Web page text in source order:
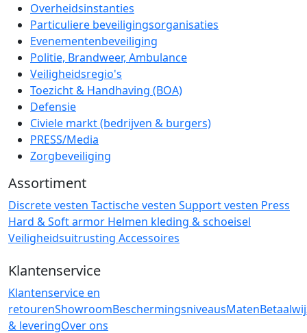
Overheidsinstanties
Particuliere beveiligingsorganisaties
Evenementenbeveiliging
Politie, Brandweer, Ambulance
Veiligheidsregio's
Toezicht & Handhaving (BOA)
Defensie
Civiele markt (bedrijven & burgers)
PRESS/Media
Zorgbeveiliging
Assortiment
Discrete vesten Tactische vesten Support vesten Press
Hard & Soft armor Helmen kleding & schoeisel
Veiligheidsuitrusting Accessoires
Klantenservice
Klantenservice en
retourenShowroomBeschermingsniveausMaten
& leveringOver ons